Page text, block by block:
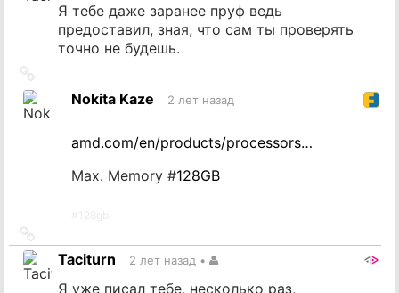
Я тебе даже заранее пруф ведь
предоставил, зная, что сам ты проверять
точно не будешь.
на
источникNokita Kaze 2 лет назад
amd.com/en/products/processors…
Max. Memory #128GB
на
источник
Taciturn 2 лет назад •
Я уже писал тебе, несколько раз,